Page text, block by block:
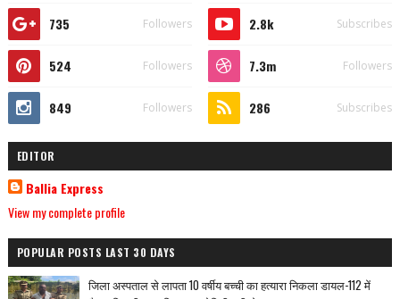
735 Followers 2.8k Subscribes
524 Followers 7.3m Followers
849 Followers 286 Subscribes
EDITOR
Ballia Express
View my complete profile
POPULAR POSTS LAST 30 DAYS
जिला अस्पताल से लापता 10 वर्षीय बच्ची का हत्यारा निकला डायल-112 में